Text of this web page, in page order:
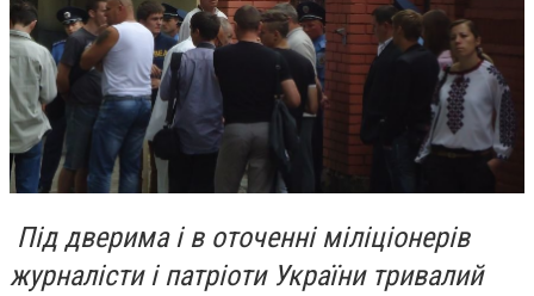
Під дверима і в оточенні міліціонерів
журналісти і патріоти України тривалий